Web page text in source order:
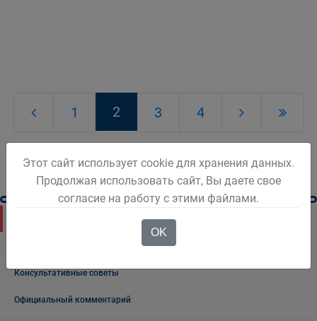
1 2 3 4
Консультативные советы
Официальный комментарий
Этот сайт использует cookie для хранения данных.
Продолжая использовать сайт, Вы даете свое
согласие на работу с этими файлами.
OK